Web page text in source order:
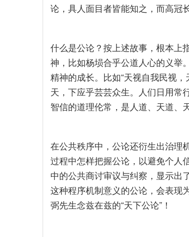
论，具人面目者皆能知之，而高冠
什么是公论？按上述故事，根本上
神，比如杨埙合乎公道人心的义举
精神的成长。比如“天视自我民视
天，下应乎芸芸众生。人们日用常
智信的道理伦常，是人道、天道、
在公共秩序中，公论还衍生出治理
过程中怎样把握公论，以避免个人
中的公共商讨审议与纠察，显示出
这种程序机制意义的公论，会表现
弼先生念兹在兹的“天下公论”！